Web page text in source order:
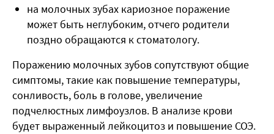
на молочных зубах кариозное поражение
может быть неглубоким, отчего родители
поздно обращаются к стоматологу.
Поражению молочных зубов сопутствуют общие
симптомы, такие как повышение температуры,
сонливость, боль в голове, увеличение
подчелюстных лимфоузлов. В анализе крови
будет выраженный лейкоцитоз и повышение СОЭ.